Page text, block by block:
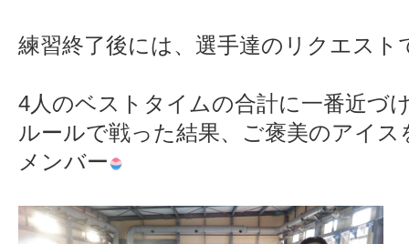
練習終了後には、選手達のリクエス
4人のベストタイムの合計に一番近づ
ルールで戦った結果、ご褒美のアイ
メンバー